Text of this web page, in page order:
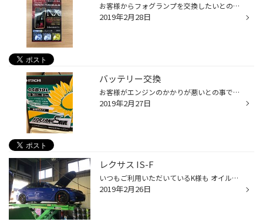
お客様からフォグランプを交換したいとの事でしたので交換しました！ LEDに変えて明るくなったので喜んで帰られました！ いつもご利用いただいてありがとうございます。
2019年2月28日
バッテリー交換
お客様がエンジンのかかりが悪いとの事でバッテリー交換をしました！ 点検もやっていますので是非早良区タイヤ館次郎丸店までお越しくださいませ。
2019年2月27日
レクサス IS-F
いつもご利用いただいているK様も オイル交換でご来店いただきました(^-^) SUNOCOのSvelt EURO 5w-40 いつもご利用ありがとうございます(^-^)
2019年2月26日